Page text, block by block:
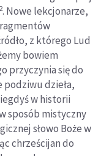
. Nowe lekcjonarze,
z którego Lud
bowiem
przyczynia się do
podziwu dzieła,
w historii
sposób mistyczny
słowo Boże w
chrześcijan do